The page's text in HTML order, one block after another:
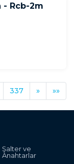
- Rcb-2m
337 » »»
Şalter ve
Anahtarlar